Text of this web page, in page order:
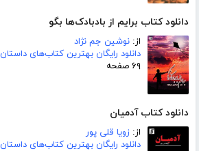
دانلود کتاب برایم از بادبادک‌ها بگو
از: نوشین جم نژاد
دانلود رایگان بهترین کتاب‌های داستان
۶۹ صفحه
دانلود کتاب آدمیان
از: زویا قلی پور
دانلود رایگان بهترین کتاب‌های داستان